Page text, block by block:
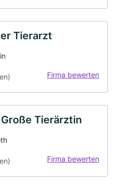
Tierarzt
Firma bewerten
Tierärztin
Firma bewerten